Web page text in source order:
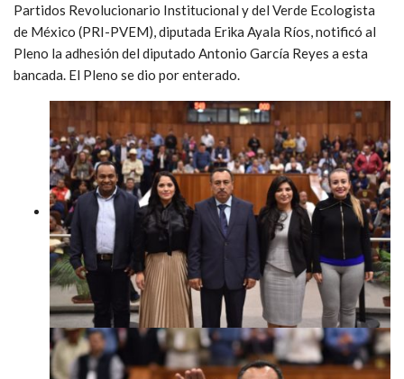
Partidos Revolucionario Institucional y del Verde Ecologista
de México (PRI-PVEM), diputada Erika Ayala Ríos, notificó al
Pleno la adhesión del diputado Antonio García Reyes a esta
bancada. El Pleno se dio por enterado.